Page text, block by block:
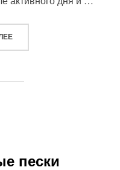
«ЗОЛОТАЯ РЫБКА |
пески